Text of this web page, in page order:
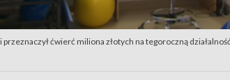
ćwierć miliona złotych na tegoroczną